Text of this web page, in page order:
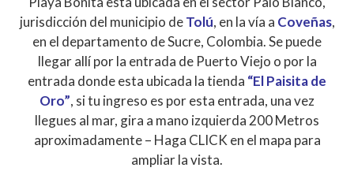
jurisdicción del municipio deTolú, en la vía a Coveñas,
en el departamento de Sucre, Colombia. Se puede
llegar allí por la entrada de Puerto Viejo o por la
entrada donde esta ubicada la tienda “El Paisita de
Oro”, si tu ingreso es por esta entrada, una vez
llegues al mar, gira a mano izquierda 200 Metros
aproximadamente – Haga CLICK en el mapa para
ampliar la vista.